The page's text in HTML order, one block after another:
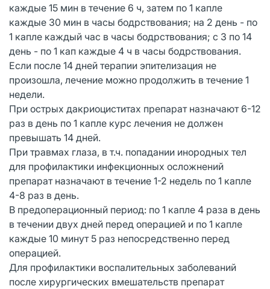
каждые 15 мин в течение 6 ч, затем пo 1 капле
каждые 30 мин в часы бодрствования; на 2 день - по
1 капле каждый час в часы бодрствования; с 3 по 14
день - по 1 кап каждые 4 ч в часы бодрствования.
Если после 14 дней терапии эпителизация не
произошла, лечение можно продолжить в течение 1
недели.
При острых дакриоциститах препарат назначают 6-12
раз в день по 1 капле курс лечения не должен
превышать 14 дней.
При травмах глаза, в т.ч. попадании инородных тел
для профилактики инфекционных осложнений
препарат назначают в течение 1-2 недель по 1 капле
4-8 раз в день.
В предоперационный период: по 1 капле 4 раза в день
в течении двух дней перед операцией и по 1 капле
каждые 10 минут 5 раз непосредственно перед
операцией.
Для профилактики воспалительных заболеваний
после хирургических вмешательств препарат